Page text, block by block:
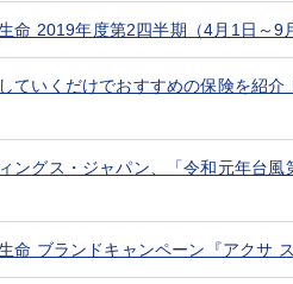
命 2019年度第2四半期（4月1日～9
ていくだけでおすすめの保険を紹
ングス・ジャパン、「令和元年台
命 ブランドキャンペーン『アクサ